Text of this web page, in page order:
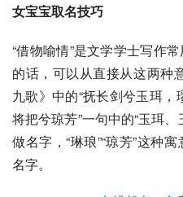
女宝宝取名技巧
“借物喻情”是文学学士写作
的话，可以从直接从这两种
九歌》中的“抚长剑兮玉珥
将把兮琼芳”一句中的“玉珥
做名字，“琳琅”“琼芳”这种
名字。